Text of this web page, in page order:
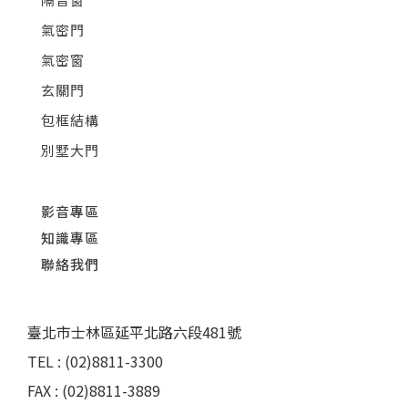
氣密門
氣密窗
玄關門
包框結構
別墅大門
影音專區
知識專區
聯絡我們
臺北市士林區延平北路六段481號
TEL : (02)8811-3300
FAX : (02)8811-3889